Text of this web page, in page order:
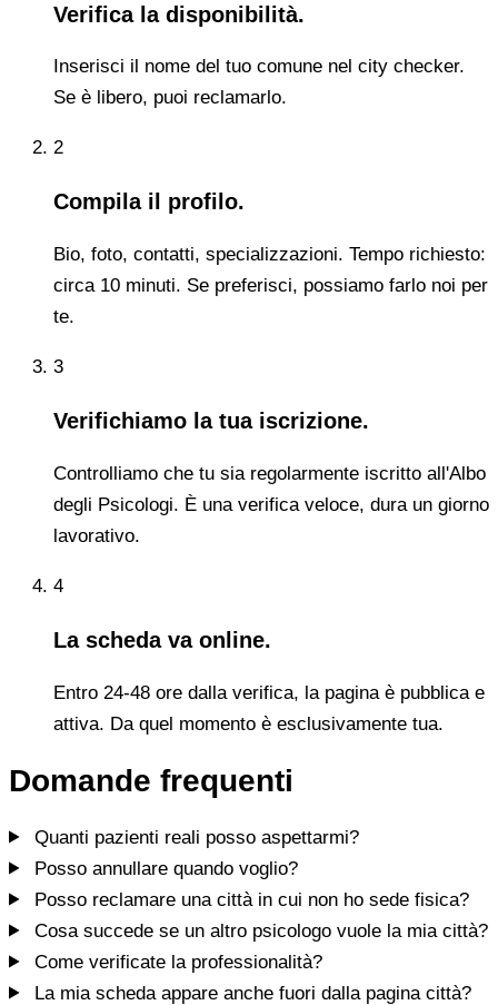
Verifica la disponibilità.
Inserisci il nome del tuo comune nel city checker.
Se è libero, puoi reclamarlo.
2
Compila il profilo.
Bio, foto, contatti, specializzazioni. Tempo richiesto:
circa 10 minuti. Se preferisci, possiamo farlo noi per
te.
3
Verifichiamo la tua iscrizione.
Controlliamo che tu sia regolarmente iscritto all'Albo
degli Psicologi. È una verifica veloce, dura un giorno
lavorativo.
4
La scheda va online.
Entro 24-48 ore dalla verifica, la pagina è pubblica e
attiva. Da quel momento è esclusivamente tua.
Domande frequenti
Quanti pazienti reali posso aspettarmi?
Posso annullare quando voglio?
Posso reclamare una città in cui non ho sede fisica?
Cosa succede se un altro psicologo vuole la mia città?
Come verificate la professionalità?
La mia scheda appare anche fuori dalla pagina città?